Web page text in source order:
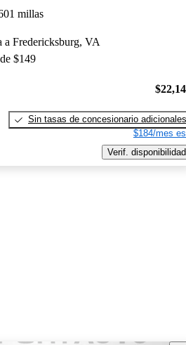
millas
a Fredericksburg, VA
$149
Sin tasas de concesionario adicionales
$184/mes
Verif. disponibilidad